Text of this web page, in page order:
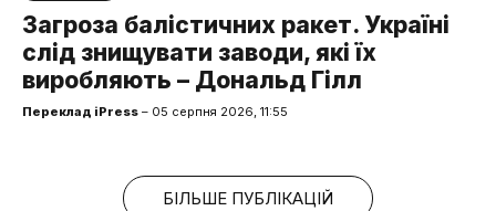
Загроза балістичних ракет. Україні
слід знищувати заводи, які їх
виробляють – Дональд Гілл
Переклад iPress – 05 серпня 2026, 11:55
БІЛЬШЕ ПУБЛІКАЦІЙ